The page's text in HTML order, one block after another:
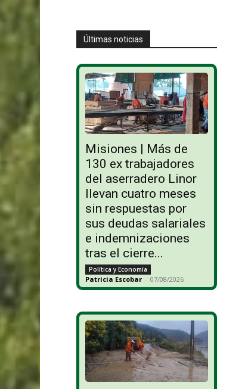
Últimas noticias
Misiones | Más de
130 ex trabajadores
del aserradero Linor
llevan cuatro meses
sin respuestas por
sus deudas salariales
e indemnizaciones
tras el cierre...
Política y Economía
Patricia Escobar - 07/08/2026